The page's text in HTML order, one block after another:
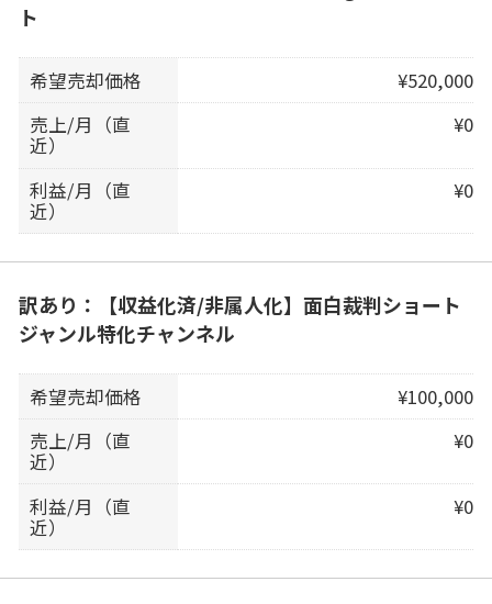
ト
希望売却価格
¥520,000
売上/月（直
近）
¥0
利益/月（直
近）
¥0
訳あり：【収益化済/非属人化】面白裁判ショート
ジャンル特化チャンネル
希望売却価格
¥100,000
売上/月（直
近）
¥0
利益/月（直
近）
¥0